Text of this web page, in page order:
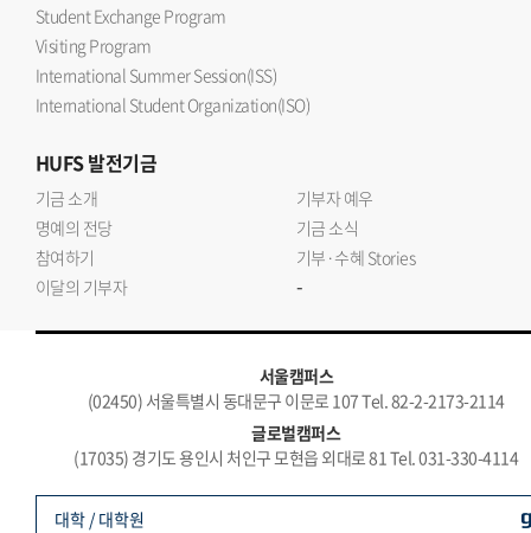
Student Exchange Program
Visiting Program
International Summer Session(ISS)
International Student Organization(ISO)
HUFS발전기금
기금 소개
기부자 예우
명예의 전당
기금 소식
참여하기
기부·수혜 Stories
이달의 기부자
-
서울캠퍼스
(02450) 서울특별시 동대문구 이문로 107 Tel. 82-2-2173-2114
글로벌캠퍼스
(17035) 경기도 용인시 처인구 모현읍 외대로 81 Tel. 031-330-4114
대학 / 대학원